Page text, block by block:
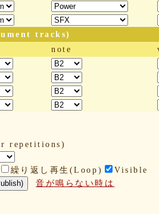
tracks)
note
repetitions)
繰り返し再生(Loop)
Visible
音が鳴らない時は